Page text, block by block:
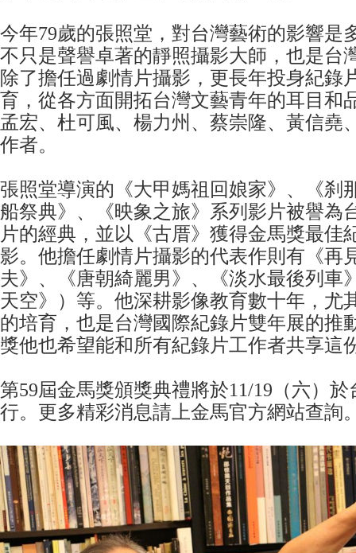
今年79歲的張照堂，對台灣藝術的影響是
不只是聲譽卓著的靜照攝影大師，也是台
除了擔任過劇情片攝影，更長年投身紀錄
育，從各方面開拓台灣文藝青年的耳目和
孟宏、杜可風、楊力州、蔡崇隆、黃信堯
作者。
張照堂導演的《大甲媽祖回娘家》、《刹
船祭典》、《映象之旅》系列影片被譽為
片的經典，並以《古厝》獲得金馬獎最佳
影。他擔任劇情片攝影的代表作則有《再
夫》、《唐朝綺麗男》、《淡水最後列車
天空》）等。他深耕影像教育數十年，尤
的培育，也是台灣國際紀錄片雙年展的推
獎他也希望能和所有紀錄片工作者共享這
第59屆金馬獎頒獎典禮將於11/19（六）
行。更多精彩消息請上金馬官方網站查詢